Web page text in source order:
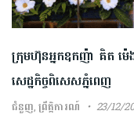
ក្រុមហ៊ុនអ្នកឧកញ៉ា គិត ម៉
សេដ្ឋកិច្ចពិសេសភ្នំពេញ
ជំនួញ,ព្រឹត្តិការណ៍ 23/12/